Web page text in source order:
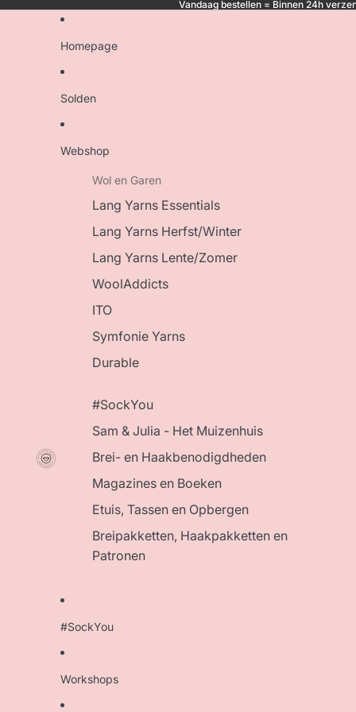
Vandaag bestellen = Binnen 24h
Homepage
Solden
Webshop
Wol en Garen
Lang Yarns Essentials
Lang Yarns Herfst/Winter
Lang Yarns Lente/Zomer
WoolAddicts
ITO
Symfonie Yarns
Durable
#SockYou
Sam & Julia - Het Muizenhuis
Brei- en Haakbenodigdheden
Magazines en Boeken
Etuis, Tassen en Opbergen
Breipakketten, Haakpakketten en
Patronen
#SockYou
Workshops